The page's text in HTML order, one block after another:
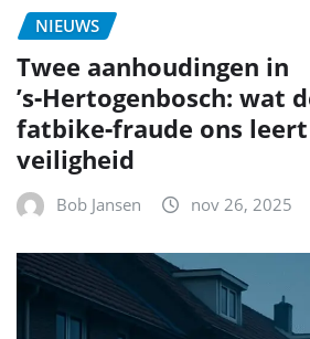
NIEUWS
Twee aanhoudingen in
’s‑Hertogenbosch: wat
fatbike‑fraude ons
veiligheid
Bob Jansen nov 26, 2025